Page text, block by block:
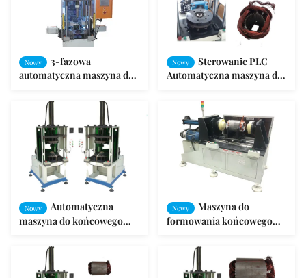
Nowy
3-fazowa
automatyczna maszyna do
silnika
Nowy
Sterowanie PLC
Automatyczna maszyna do
końcowego formowania
uzwojenia stojana
Nowy
Automatyczna
maszyna do końcowego
silnika sprężarki
Nowy
Maszyna do
formowania końcowego